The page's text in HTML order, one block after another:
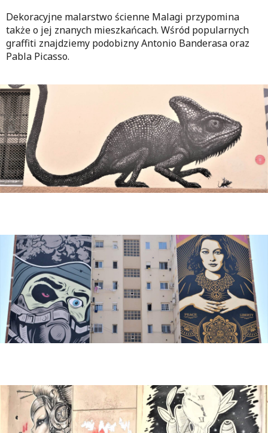
Dekoracyjne malarstwo ścienne Malagi przypomina
także o jej znanych mieszkańcach. Wśród popularnych
graffiti znajdziemy podobizny Antonio Banderasa oraz
Pabla Picasso.